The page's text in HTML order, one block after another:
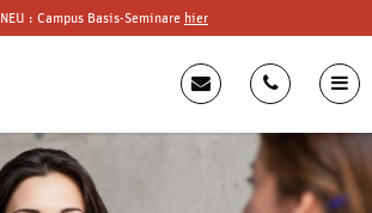
NEU : Campus Basis-Seminare hier